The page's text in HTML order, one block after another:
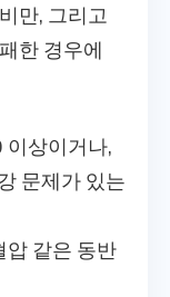
만, 그리고
한 경우에
이상이거나,
문제가 있는
압 같은 동반